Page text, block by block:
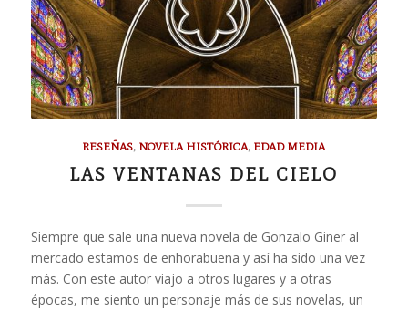
RESEÑAS, NOVELA HISTÓRICA, EDAD MEDIA
LAS VENTANAS DEL CIELO
Siempre que sale una nueva novela de Gonzalo Giner al
mercado estamos de enhorabuena y así ha sido una vez
más. Con este autor viajo a otros lugares y a otras
épocas, me siento un personaje más de sus novelas, un